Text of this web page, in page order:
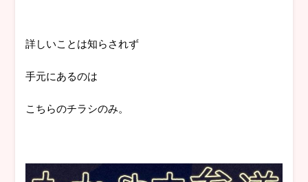
詳しいことは知らされず
手元にあるのは
こちらのチラシのみ。